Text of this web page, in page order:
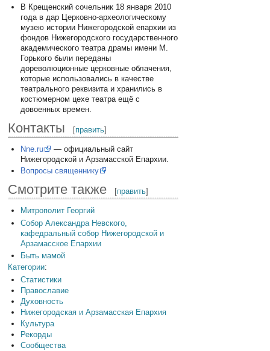
В Крещенский сочельник 18 января 2010
года в дар Церковно-археологическому
музею истории Нижегородской епархии из
фондов Нижегородского государственного
академического театра драмы имени М.
Горького были переданы
дореволюционные церковные облачения,
которые использовались в качестве
театрального реквизита и хранились в
костюмерном цехе театра ещё с
довоенных времен.
Контакты [править]
Nne.ru
— официальный сайт
Нижегородской и Арзамасской Епархии.
Вопросы священнику
Смотрите также [править]
Митрополит Георгий
Собор Александра Невского,
кафедральный собор Нижегородской и
Арзамасское Епархии
Быть мамой
Категории:
Статистики
Православие
Духовность
Нижегородская и Арзамасская Епархия
Культура
Рекорды
Сообщества